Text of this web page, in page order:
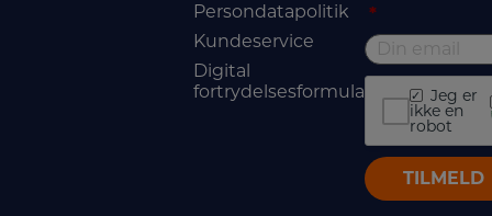
Persondatapolitik
Kundeservice
Digital
fortrydelsesformular
*
Jeg er
ikke en
robot